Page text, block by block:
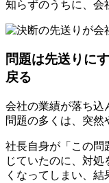
知らずのうちに、会
問題は先送りに
戻る
会社の業績が落ち込
問題の多くは、突然
社長自身が「この
じていたのに、対処
くなってしまい、